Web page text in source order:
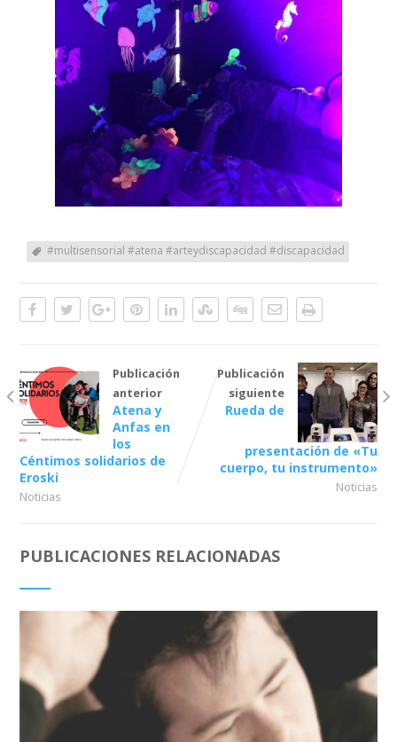
#multisensorial #atena #arteydiscapacidad #discapacidad
Publicación
anterior
Atena y
Anfas en
los
Céntimos solidarios de
Eroski
Noticias
Publicación
siguiente
Rueda de
presentación de «Tu
cuerpo, tu instrumento»
Noticias
PUBLICACIONES RELACIONADAS